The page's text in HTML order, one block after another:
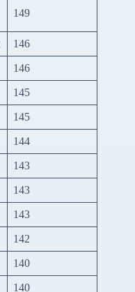
149
146
146
145
145
144
143
143
143
142
140
140